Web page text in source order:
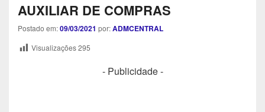
AUXILIAR DE COMPRAS
Postado em:09/03/2021 por:ADMCENTRAL
Visualizações295
- Publicidade -